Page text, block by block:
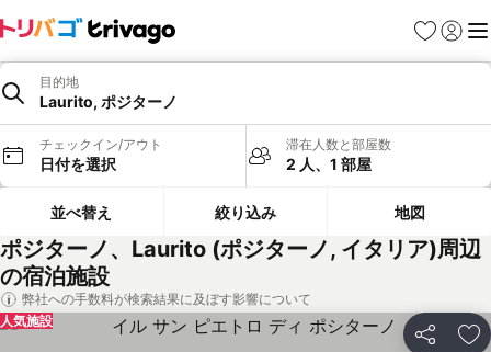
お気に入り
ログイ
メ
目的地
Laurito, ポジターノ
チェックイン/アウト
日付を選択
滞在人数と部屋数
2 人、1 部屋
並べ替え 絞り込み 地図
ポジターノ、Laurito (ポジターノ, イタリア)周辺
の宿泊施設
弊社への手数料が検索結果に及ぼす影響について
シェア お
人気施設